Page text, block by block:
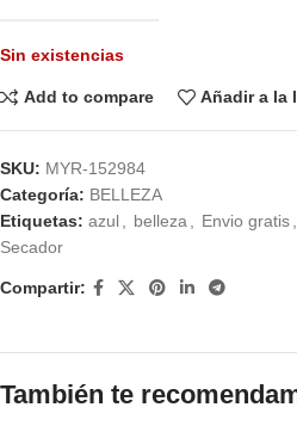
Sin existencias
Add to compare Añadir a la
SKU: MYR-152984
Categoría: BELLEZA
Etiquetas: azul belleza Envio gratis
Secador
Compartir:
También te